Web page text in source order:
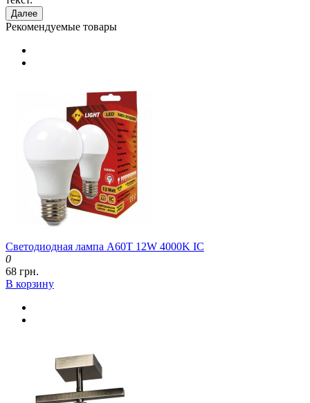
Далее
Рекомендуемые товары
Светодиодная лампа A60T 12W 4000K IC
0
68 грн.
В корзину